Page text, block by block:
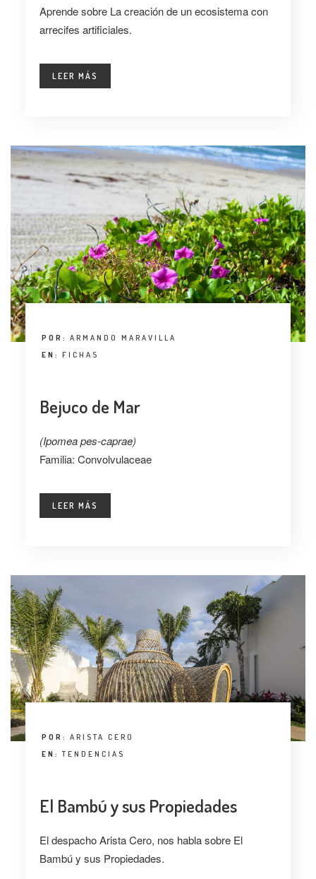
Aprende sobre La creación de un ecosistema con
arrecifes artificiales.
LEER MÁS
POR: ARMANDO MARAVILLA
EN: FICHAS
Bejuco de Mar
(Ipomea pes-caprae)
Familia: Convolvulaceae
LEER MÁS
POR: ARISTA CERO
EN:TENDENCIAS
El Bambú y sus Propiedades
El despacho Arista Cero, nos habla sobre El
Bambú y sus Propiedades.